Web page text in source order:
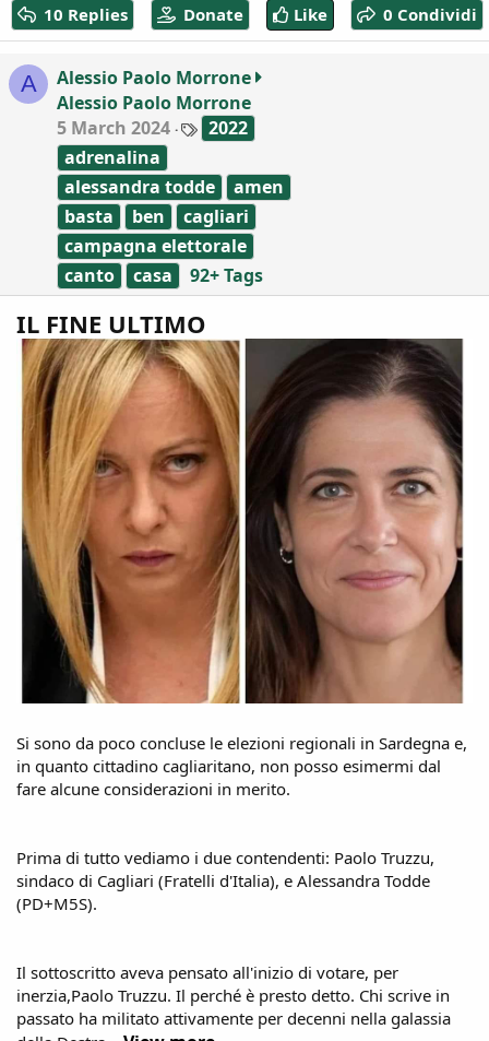
t
i
n
10 Replies Donate Like 0 Condividi
A
Alessio Paolo Morrone
Alessio Paolo Morrone
5 March 2024
T
a
s
2022
adrenalina
alessandra todde
amen
basta
ben
cagliari
campagna elettorale
canto
casa 92+ Tags
IL FINE ULTIMO
Si sono da poco concluse le elezioni regionali in Sardegna e,
in quanto cittadino cagliaritano, non posso esimermi dal
fare alcune considerazioni in merito.
Prima di tutto vediamo i due contendenti: Paolo Truzzu,
sindaco di Cagliari (Fratelli d'Italia), e Alessandra Todde
(PD+M5S).
Il sottoscritto aveva pensato all'inizio di votare, per
inerzia,Paolo Truzzu. Il perché è presto detto. Chi scrive in
passato ha militato attivamente per decenni nella galassia